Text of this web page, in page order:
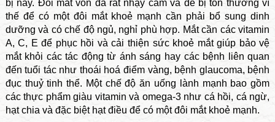
bị này. Đôi mắt vốn đã rất nhạy cảm và dễ bị tổn thương vì
thế để có một đôi mắt khoẻ mạnh cần phải bổ sung dinh
dưỡng và có chế độ ngủ, nghỉ phù hợp. Mắt cần các vitamin
A, C, E để phục hồi và cải thiện sức khoẻ mắt giúp bảo vệ
mắt khỏi các tác động từ ánh sáng hay các bệnh liên quan
đến tuổi tác như thoái hoá điểm vàng, bệnh glaucoma, bệnh
đục thuỷ tinh thể. Một chế độ ăn uống lành mạnh bao gồm
các thực phẩm giàu vitamin và omega-3 như cá hồi, cá ngừ,
hạt chia và đặc biệt hạt điều để có một đôi mắt khoẻ mạnh.